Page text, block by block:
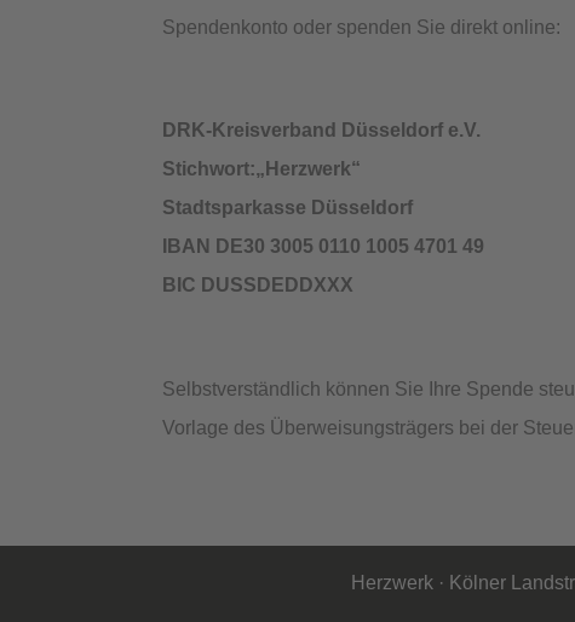
Spendenkonto oder spenden Sie direkt online:
DRK-Kreisverband Düsseldorf e.V.
Stichwort:„Herzwerk“
Stadtsparkasse Düsseldorf
IBAN DE30 3005 0110 1005 4701 49
BIC DUSSDEDDXXX
Selbstverständlich können Sie Ihre Spende
Vorlage des Überweisungsträgers bei der
Herzwerk · Kölner